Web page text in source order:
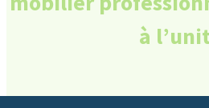
à